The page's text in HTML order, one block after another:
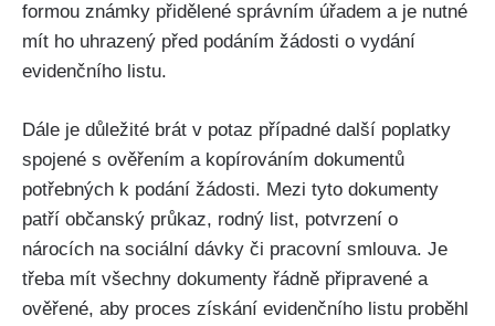
formou známky přidělené správním úřadem a je nutné
mít ho uhrazený před podáním žádosti o vydání
evidenčního listu.
Dále je důležité brát v potaz případné další poplatky
spojené s ověřením a kopírováním dokumentů
potřebných k podání žádosti. Mezi tyto dokumenty
patří občanský průkaz, rodný list, potvrzení o
nárocích na sociální dávky či pracovní smlouva. Je
třeba mít všechny dokumenty řádně připravené a
ověřené, aby proces získání evidenčního listu proběhl